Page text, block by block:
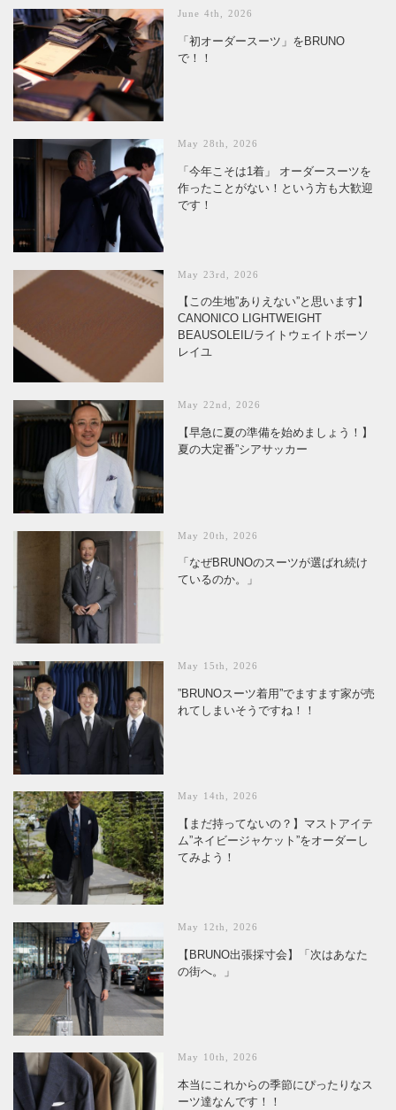
June 4th, 2026
「初オーダースーツ」をBRUNO
で！！
May 28th, 2026
「今年こそは1着」 オーダースーツを
作ったことがない！という方も大歓迎
です！
May 23rd, 2026
【この生地”ありえない”と思います】
CANONICO LIGHTWEIGHT
BEAUSOLEIL/ライトウェイトボーソ
レイユ
May 22nd, 2026
【早急に夏の準備を始めましょう！】
夏の大定番”シアサッカー
May 20th, 2026
「なぜBRUNOのスーツが選ばれ続け
ているのか。」
May 15th, 2026
”BRUNOスーツ着用”でますます家が売
れてしまいそうですね！！
May 14th, 2026
【まだ持ってないの？】マストアイテ
ム”ネイビージャケット”をオーダーし
てみよう！
May 12th, 2026
【BRUNO出張採寸会】「次はあなた
の街へ。」
May 10th, 2026
本当にこれからの季節にぴったりなス
ーツ達なんです！！